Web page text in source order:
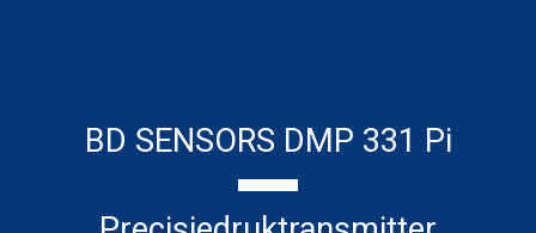
BD SENSORS DMP 331 Pi